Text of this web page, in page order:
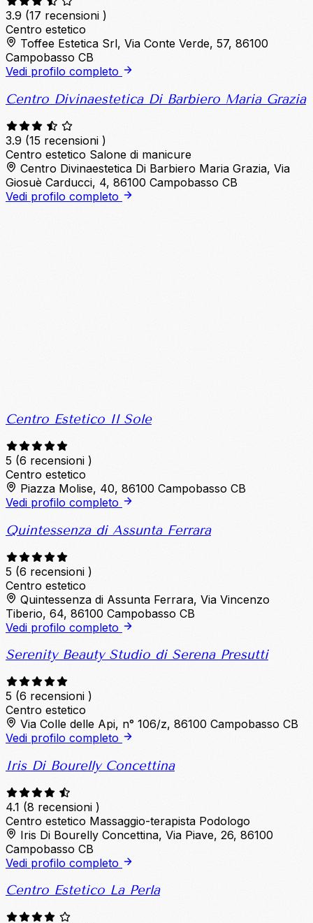
3.9 (17 recensioni )
Centro estetico
Toffee Estetica Srl, Via Conte Verde, 57, 86100
Campobasso CB
Vedi profilo completo
Centro Divinaestetica Di Barbiero Maria Grazia
3.9 (15 recensioni )
Centro estetico Salone di manicure
Centro Divinaestetica Di Barbiero Maria Grazia, Via
Giosuè Carducci, 4, 86100 Campobasso CB
Vedi profilo completo
Centro Estetico Il Sole
5 (6 recensioni )
Centro estetico
Piazza Molise, 40, 86100 Campobasso CB
Vedi profilo completo
Quintessenza di Assunta Ferrara
5 (6 recensioni )
Centro estetico
Quintessenza di Assunta Ferrara, Via Vincenzo
Tiberio, 64, 86100 Campobasso CB
Vedi profilo completo
Serenity Beauty Studio di Serena Presutti
5 (6 recensioni )
Centro estetico
Via Colle delle Api, n° 106/z, 86100 Campobasso CB
Vedi profilo completo
Iris Di Bourelly Concettina
4.1 (8 recensioni )
Centro estetico Massaggio-terapista Podologo
Iris Di Bourelly Concettina, Via Piave, 26, 86100
Campobasso CB
Vedi profilo completo
Centro Estetico La Perla